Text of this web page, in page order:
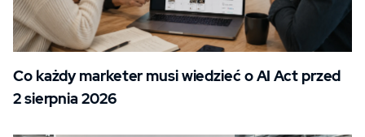
Co każdy marketer musi wiedzieć o AI Act przed
2 sierpnia 2026